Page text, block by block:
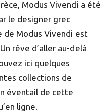
Modus Vivendi a été
le designer grec
de Modus Vivendi est
rêve d’aller au-delà
ici quelques
collections de
éventail de cette
ligne.